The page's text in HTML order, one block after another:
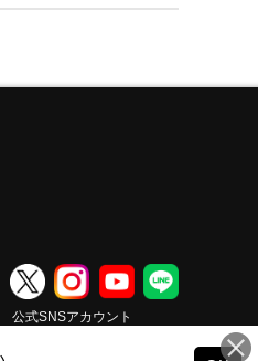
公式SNSアカウント